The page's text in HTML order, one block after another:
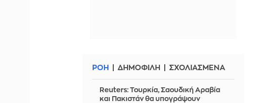
ΡΟΗ ΔΗΜΟΦΙΛΗ ΣΧΟΛΙΑΣΜΕΝΑ
Reuters: Τουρκία, Σαουδική Αραβία
και Πακιστάν θα υπογράψουν